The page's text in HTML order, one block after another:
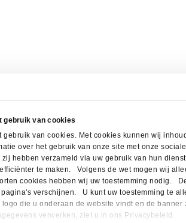
gebruik van cookies
gebruik van cookies. Met cookies kunnen wij
over het gebruik van onze site met onze
zij hebben verzameld via uw gebruik van hun
te maken. Volgens de wet mogen wij
cookies hebben wij uw toestemming nodig.
verschijnen. U kunt uw toestemming te
logo die u onderaan de website vindt en de
verwerken, ziet u in ons Privacybeleid.